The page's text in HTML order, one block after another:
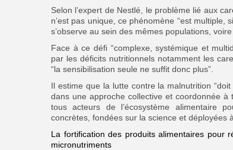
Selon l’expert de Nestlé, le problème lié aux
n’est pas unique, ce phénomène “est multiple,
s’observe au sein des mêmes populations,
Face à ce défi “complexe, systémique et
par les déficits nutritionnels notamment les
“la sensibilisation seule ne suffit donc plus”.
Il estime que la lutte contre la malnutrition “doit
dans une approche collective et coordonnée à
tous acteurs de l’écosystème alimentaire
concrètes, fondées sur la science et déployées
La fortification des produits alimentaires pour
micronutriments